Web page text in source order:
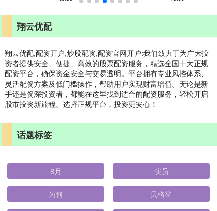
翔云优配
翔云优配,配资开户,炒股配资,配资官网开户:我们致力于为广大投
资者提供安全、便捷、高效的股票配资服务，精选全国十大正规
配资平台，确保资金安全与交易透明。平台拥有专业风控体系、
灵活配资方案及低门槛操作，帮助用户实现财富增值。无论是新
手还是资深投资者，都能在这里找到适合的配资服务，轻松开启
股市投资新旅程。选择正规平台，投资更安心！
话题标签
8月 演员
为何 贝格富